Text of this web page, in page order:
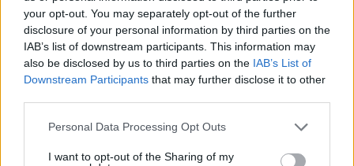
your opt-out. You may separately opt-out of the further
disclosure of your personal information by third parties on the
IAB’s list of downstream participants. This information may
also be disclosed by us to third parties on the IAB’s List of
Downstream Participants that may further disclose it to other
Please note that this website/app uses one or more Google
not limited to your visit or usage behaviour. You may click to
Personal Data Processing Opt Outs
I want to opt-out of the Sharing of my
Οστεοπόρωση: 5 τροφές που δυναμώνουν τα οστά και
μειώνουν τον κίνδυνο κατάγματος
πριν 9 λεπτά
Αυτά τα τρία ζώδια προσελκύουν σημαντική οικονομική
επιτυχία τον Αύγουστο
πριν 12 λεπτά
προγράμματος της ΕΛ.Α.Σ. στη Θεσσαλονίκη
πριν 12 λεπτά